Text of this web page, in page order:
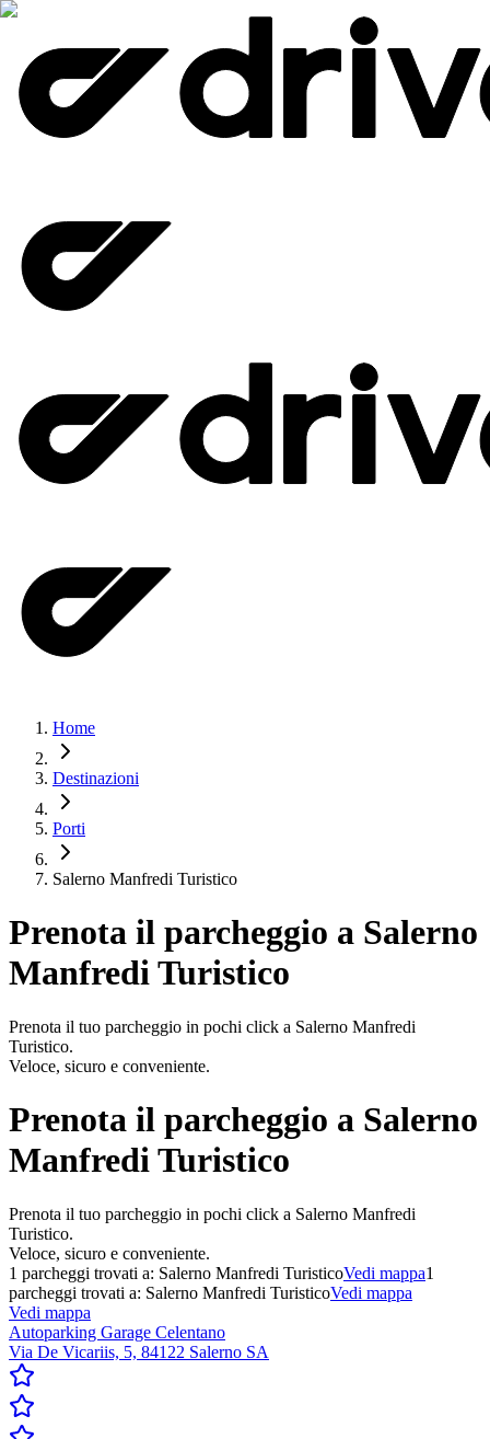
Home
Destinazioni
Porti
Salerno Manfredi Turistico
Prenota il parcheggio a Salerno
Manfredi Turistico
Prenota il tuo parcheggio in pochi click a Salerno Manfredi
Turistico.
Veloce, sicuro e conveniente.
Prenota il parcheggio a Salerno
Manfredi Turistico
Prenota il tuo parcheggio in pochi click a Salerno Manfredi
Turistico.
Veloce, sicuro e conveniente.
1 parcheggi trovati a: Salerno Manfredi TuristicoVedi mappa1
parcheggi trovati a: Salerno Manfredi TuristicoVedi mappa
Vedi mappa
Autoparking Garage Celentano
Via De Vicariis, 5, 84122 Salerno SA